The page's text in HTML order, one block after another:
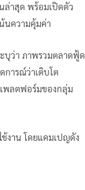
ล่าสุด พร้อมเปิดตัว
นความคุ้มค่า
บุว่า ภาพรวมตลาดฟู้ด
การณ์ว่าเติบโต
พลตฟอร์มของกลุ่ม
งาน โดยแคมเปญดัง